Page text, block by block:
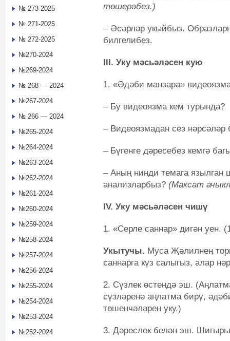
төшерәбез.)
– Әсәрләр укыйбыз.
билгелибез.
III. Уку мәсьәләсен кую
1. «Әдәби манзара»
– Бу видеоязма кем турында?
– Видеоязмадан сез нәрсәләр
– Бүгенге дәресебез кемгә
– Аның нинди темага язылган
анализларбыз? (Максат
IV. Уку мәсьәләсен чишү
1. «Серле саннар» дигән уен.
Укытучы. Муса Җәлилнең
саннарга күз салыгыз, алар
2. Сүзлек өстендә эш.
сүзләренә аңлатма бирү,
төшенчәләрен уку.)
3. Дәреслек белән эш.
№ 273-2025
№ 271-2025
№ 272-2025
№270-2024
№269-2024
№ 268 — 2024
№267-2024
№ 266 — 2024
№265-2024
№264-2024
№263-2024
№262-2024
№261-2024
№260-2024
№259-2024
№258-2024
№257-2024
№256-2024
№255-2024
№254-2024
№253-2024
№252-2024